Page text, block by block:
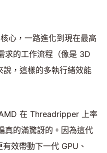
心，一路進化到現在最高
求的工作流程（像是 3D
，這樣的多執行緒效能
在 Threadripper 上率
真的滿驚訝的。因為這代
效帶動下一代 GPU、